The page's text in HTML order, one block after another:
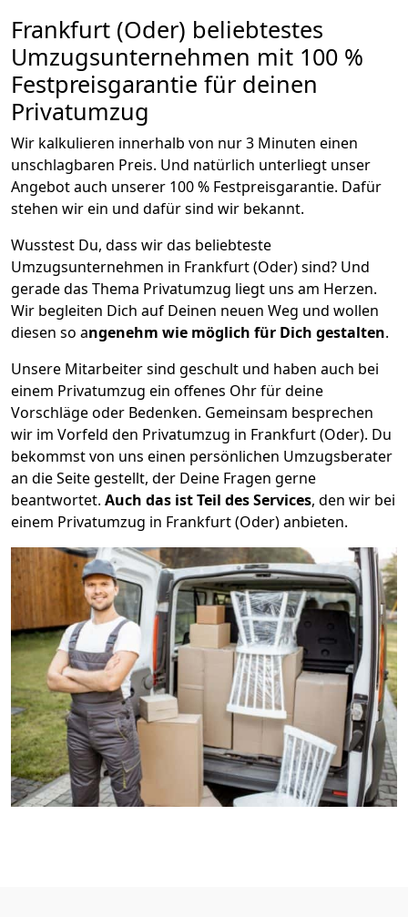
Frankfurt (Oder) beliebtestes
Umzugsunternehmen mit 100 %
Festpreisgarantie für deinen
Privatumzug
Wir kalkulieren innerhalb von nur 3 Minuten einen
unschlagbaren Preis. Und natürlich unterliegt unser
Angebot auch unserer 100 % Festpreisgarantie. Dafür
stehen wir ein und dafür sind wir bekannt.
Wusstest Du, dass wir das beliebteste
Umzugsunternehmen in Frankfurt (Oder) sind? Und
gerade das Thema Privatumzug liegt uns am Herzen.
Wir begleiten Dich auf Deinen neuen Weg und wollen
diesen so angenehm wie möglich für Dich gestalten.
Unsere Mitarbeiter sind geschult und haben auch bei
einem Privatumzug ein offenes Ohr für deine
Vorschläge oder Bedenken. Gemeinsam besprechen
wir im Vorfeld den Privatumzug in Frankfurt (Oder). Du
bekommst von uns einen persönlichen Umzugsberater
an die Seite gestellt, der Deine Fragen gerne
beantwortet. Auch das ist Teil des Services, den wir bei
einem Privatumzug in Frankfurt (Oder) anbieten.